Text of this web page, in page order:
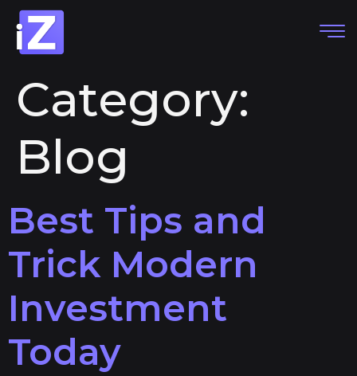
Category:
Blog
Best Tips and
Trick Modern
Investment
Today